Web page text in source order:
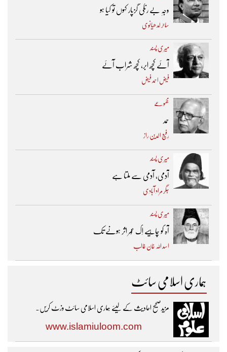
وجہِ بے رنگی گزپار کہوں تو کیا ہو
ساحر لدھیانوی
میری پسند
آئے کچھ ابر، کچھ شراب آئے
فیض احمد فیض
مجموعے
حمد
رفیع الدین راز
میری پسند
آدمی، آدمی سے ملتا ہے
جگر مراد آبادی
میری پسند
آہ کو چاہیے اِک عُمر اثر ہونے تک ​
اسد اللہ خان غالب
ہماری اسلامی سائٹ
مزیدصحیح احادیث کے لیئے ہماری اسلامی سائٹ وزٹ کریں۔
www.islamiuloom.com